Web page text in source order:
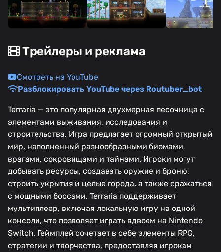
Трейлеры и реклама
Смотреть на YouTube
Разблокировать YouTube через Routuber_bot
Terraria — это популярная двухмерная песочница с
элементами выживания, исследования и
строительства. Игра предлагает огромный открытый
мир, наполненный разнообразными биомами,
врагами, сокровищами и тайнами. Игроки могут
добывать ресурсы, создавать оружие и броню,
строить укрытия и целые города, а также сражаться
с мощными боссами. Terraria поддерживает
мультиплеер, включая локальную игру на одной
консоли, что позволяет играть вдвоем на Nintendo
Switch. Геймплей сочетает в себе элементы RPG,
стратегии и творчества, предоставляя игрокам